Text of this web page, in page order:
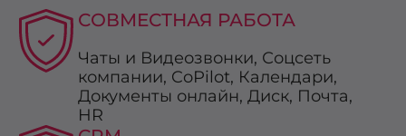
СОВМЕСТНАЯ РАБОТА
Чаты и Видеозвонки, Соцсеть
компании, CoРilot, Календари,
Документы онлайн, Диск, Почта,
HR